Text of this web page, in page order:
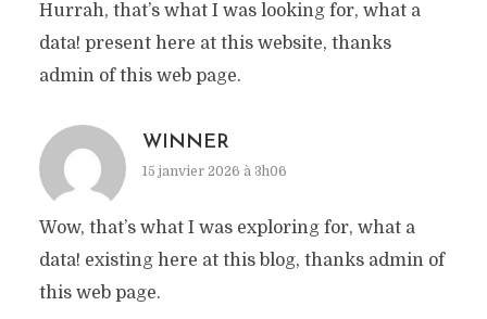
Hurrah, that’s what I was looking for, what a
data! present here at this website, thanks
admin of this web page.
WINNER
15 janvier 2026 à 3h06
Wow, that’s what I was exploring for, what a
data! existing here at this blog, thanks admin of
this web page.